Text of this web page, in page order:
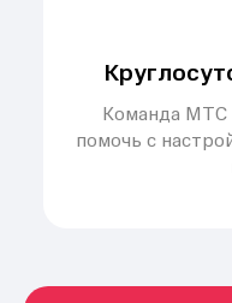
Команда МТС
помочь с